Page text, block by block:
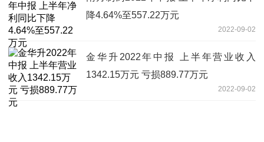
降4.64%至557.22万元
2022-09-02
金华升2022年中报 上半年营业收入
1342.15万元 亏损889.77万元
2022-09-02